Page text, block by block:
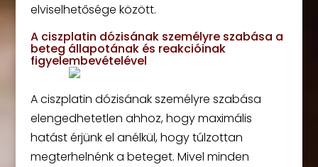
elviselhetősége között.
A ciszplatin dózisának személyre szabása a
beteg állapotának és reakcióinak
figyelembevételével
A ciszplatin dózisának személyre szabása
elengedhetetlen ahhoz, hogy maximális
hatást érjünk el anélkül, hogy túlzottan
megterhelnénk a beteget. Mivel minden